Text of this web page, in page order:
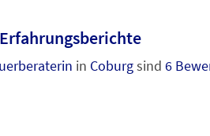
in Coburgsind 6